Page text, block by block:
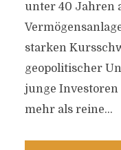
unter 40 Jahren
starken
geopolitischer
junge
mehr als reine...